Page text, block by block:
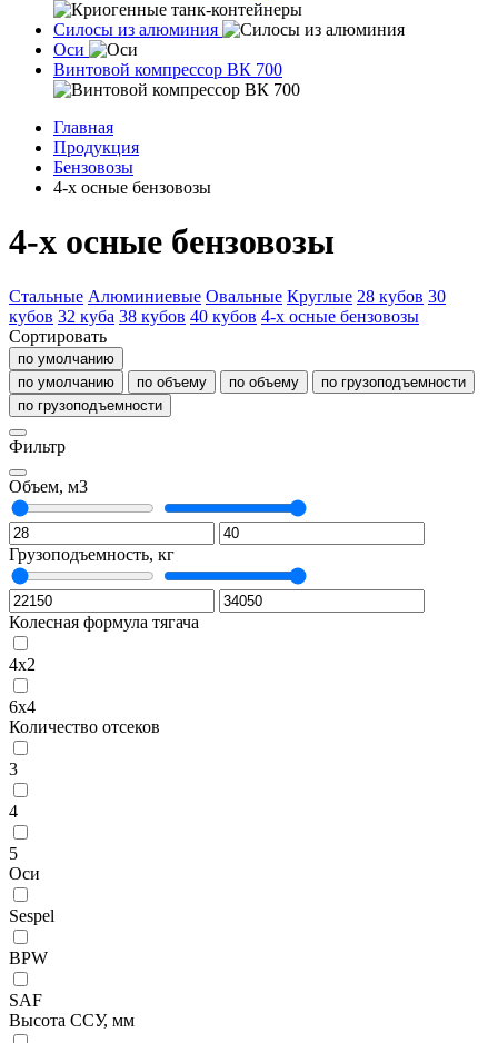
Силосы из алюминия
Оси
Винтовой компрессор ВК 700
Главная
Продукция
Бензовозы
4-х осные бензовозы
4-х осные бензовозы
Стальные Алюминиевые Овальные Круглые 28 кубов 30
кубов 32 куба 38 кубов 40 кубов 4-х осные бензовозы
Сортировать
по умолчанию
по умолчанию
по объему по объему
по грузоподъемности
по грузоподъемности
Фильтр
Объем, м3
Грузоподъемность, кг
Колесная формула тягача
4x2
6x4
Количество отсеков
3
4
5
Оси
Sespel
BPW
SAF
Высота ССУ, мм